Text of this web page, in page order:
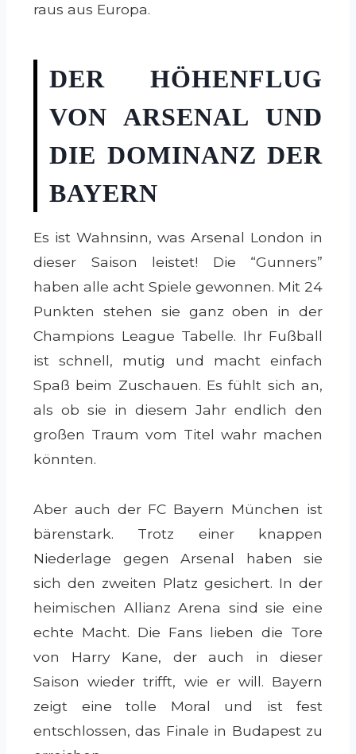
raus aus Europa.
DER HÖHENFLUG
VON ARSENAL UND
DIE DOMINANZ DER
BAYERN
Es ist Wahnsinn, was Arsenal London in
dieser Saison leistet! Die “Gunners”
haben alle acht Spiele gewonnen. Mit 24
Punkten stehen sie ganz oben in der
Champions League Tabelle. Ihr Fußball
ist schnell, mutig und macht einfach
Spaß beim Zuschauen. Es fühlt sich an,
als ob sie in diesem Jahr endlich den
großen Traum vom Titel wahr machen
könnten.
Aber auch der FC Bayern München ist
bärenstark. Trotz einer knappen
Niederlage gegen Arsenal haben sie
sich den zweiten Platz gesichert. In der
heimischen Allianz Arena sind sie eine
echte Macht. Die Fans lieben die Tore
von Harry Kane, der auch in dieser
Saison wieder trifft, wie er will. Bayern
zeigt eine tolle Moral und ist fest
entschlossen, das Finale in Budapest zu